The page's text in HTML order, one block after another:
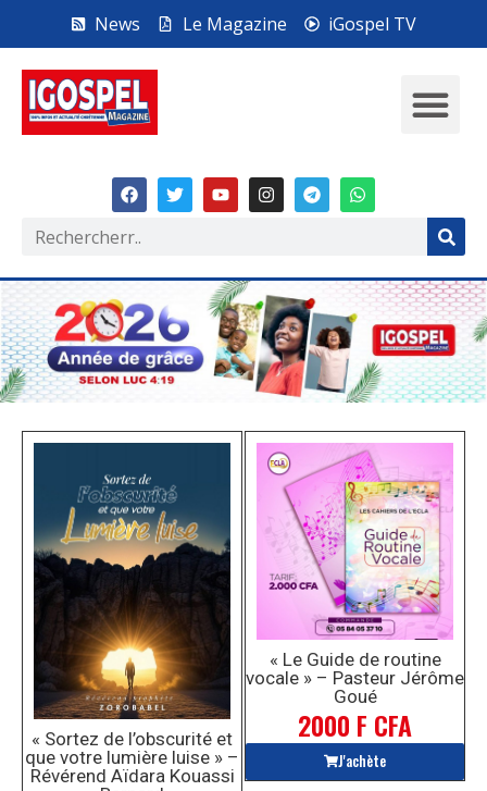
News Le Magazine iGospel TV
« Sortez de l’obscurité et
que votre lumière luise » –
Révérend Aïdara Kouassi
« Le Guide de routine
vocale » – Pasteur Jérôme
Goué
2000 F CFA
J'achète